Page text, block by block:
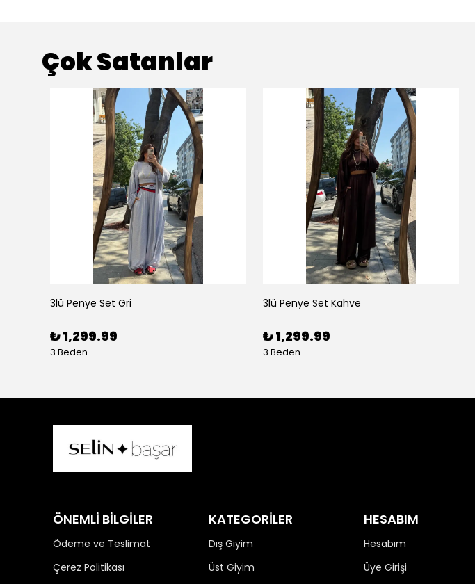
Çok Satanlar
3lü Penye Set Gri
₺ 1,299.99
3 Beden
3lü Penye Set Kahve
₺ 1,299.99
3 Beden
ÖNEMLİ BİLGİLER
Ödeme ve Teslimat
Çerez Politikası
KATEGORİLER
Dış Giyim
Üst Giyim
HESABIM
Hesabım
Üye Girişi